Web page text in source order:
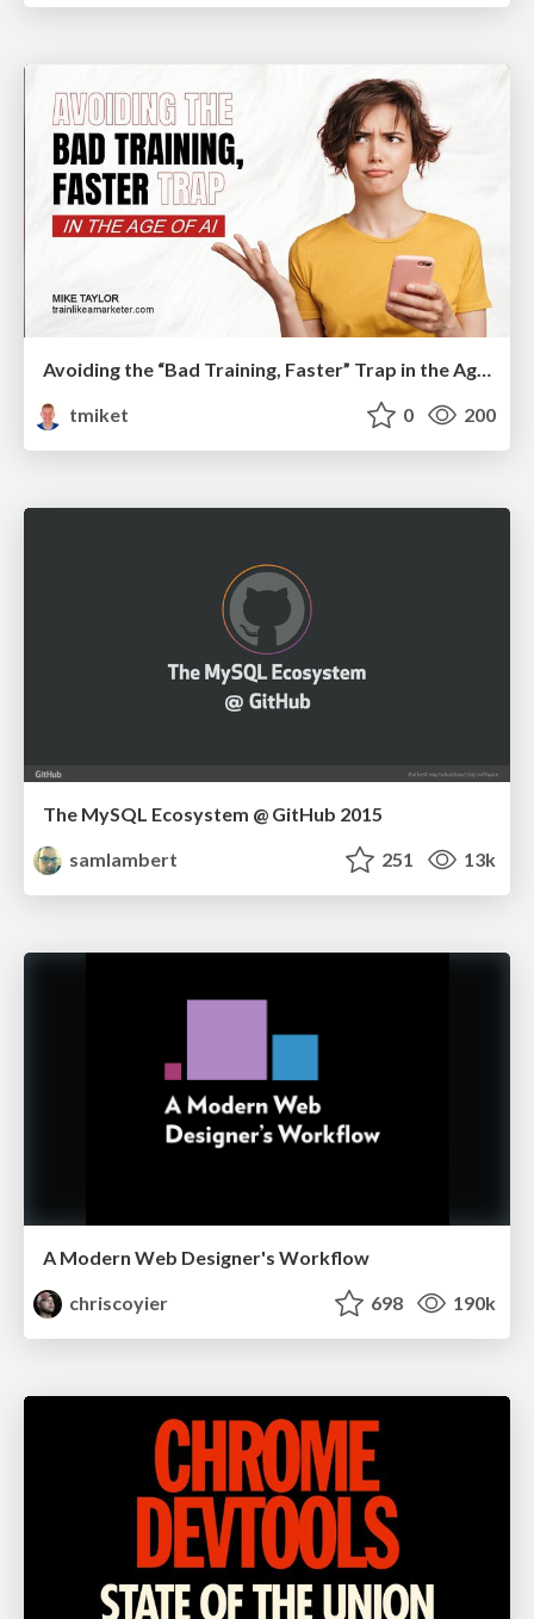
Avoiding the “Bad Training, Faster” Trap in the Age of AI
tmiket
0 200
The MySQL Ecosystem @ GitHub 2015
samlambert
251 13k
A Modern Web Designer's Workflow
chriscoyier
698 190k